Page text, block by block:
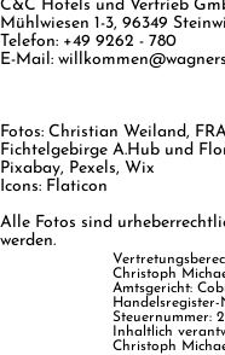
Christoph
Amtsgericht:
Steuernummer:
Inhaltlich
Christoph
C&C Hotels und Vertrieb
Mühlwiesen 1-3, 96349
Telefon: +49 9262 - 780
E-Mail:
Fotos: Christian Weiland,
Fichtelgebirge A.Hub und
Pixabay, Pexels, Wix
Icons: Flaticon
Alle Fotos sind
werden.